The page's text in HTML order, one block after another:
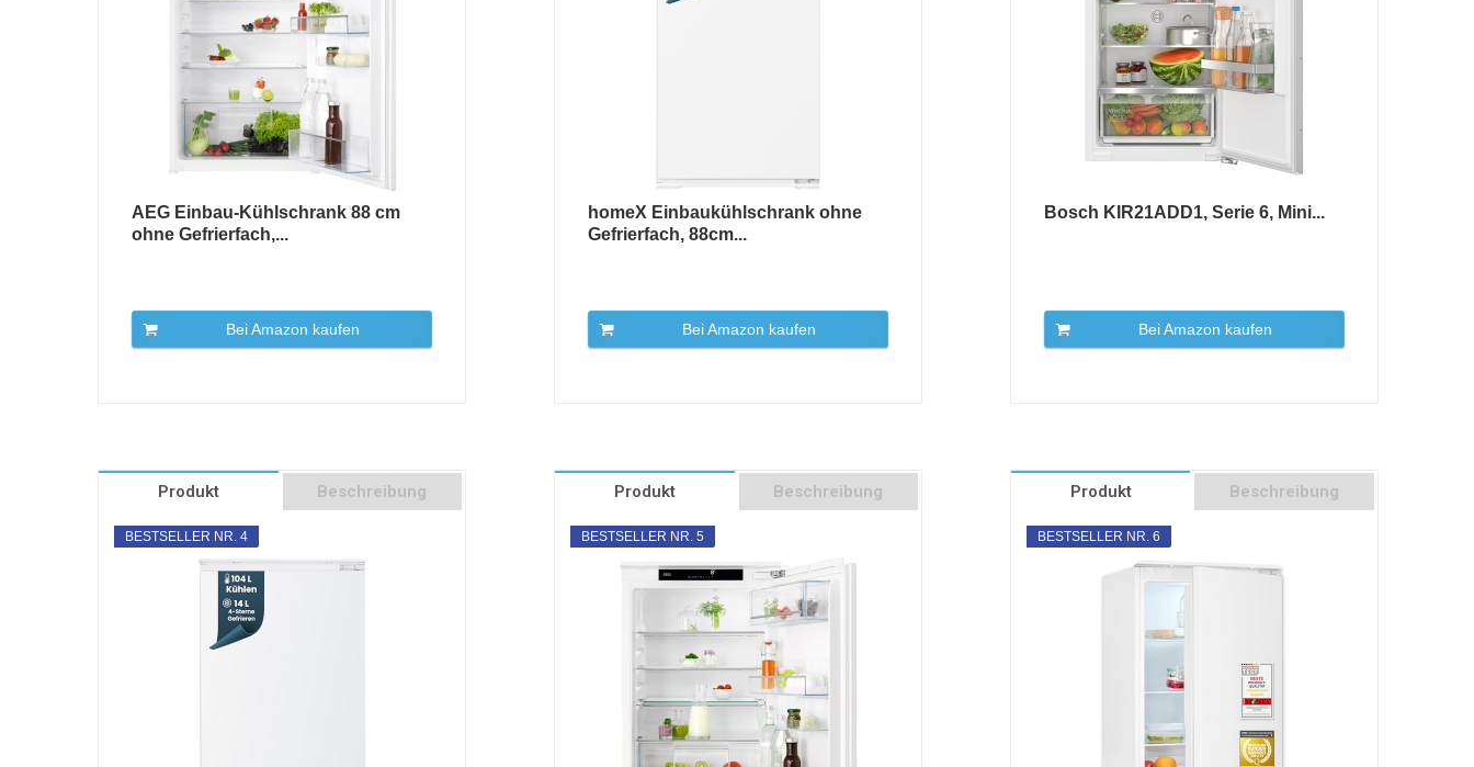
AEG Einbau-Kühlschrank 88 cm
ohne Gefrierfach,...
Bei Amazon kaufen
homeX Einbaukühlschrank ohne
Gefrierfach, 88cm...
Bei Amazon kaufen
Bosch KIR21ADD1, Serie 6, Mini...
Bei Amazon kaufen
Produkt Beschreibung
BESTSELLER NR. 4
Produkt Beschreibung
BESTSELLER NR. 5
Produkt Beschreibung
BESTSELLER NR. 6